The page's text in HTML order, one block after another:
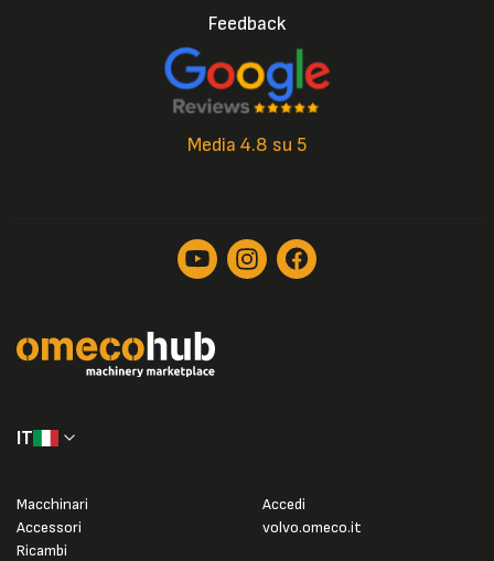
Feedback
Media 4.8 su 5
IT
Macchinari
Accessori
Ricambi
Accedi
volvo.omeco.it